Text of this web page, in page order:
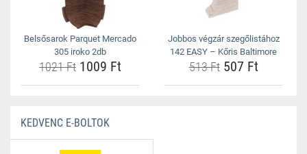
Belsősarok Parquet Mercado
305 iroko 2db
1021 Ft 1009 Ft
Jobbos végzár szegőlistához
142 EASY – Kőris Baltimore
513 Ft507 Ft
KEDVENC E-BOLTOK